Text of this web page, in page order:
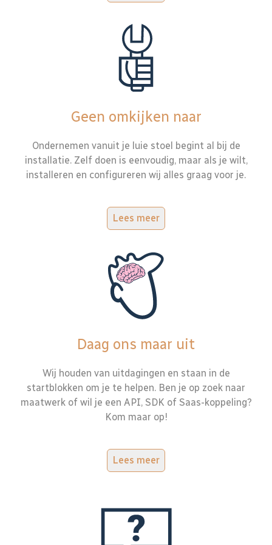
Geen omkijken naar
Ondernemen vanuit je luie stoel begint al bij de
installatie. Zelf doen is eenvoudig, maar als je wilt,
installeren en configureren wij alles graag voor je.
Lees meer
Daag ons maar uit
Wij houden van uitdagingen en staan in de
startblokken om je te helpen. Ben je op zoek naar
maatwerk of wil je een API, SDK of Saas-koppeling?
Kom maar op!
Lees meer